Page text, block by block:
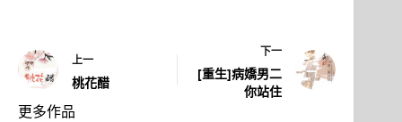
上一
桃花醋
下一
[重生]病嬌男二
你站住
更多作品